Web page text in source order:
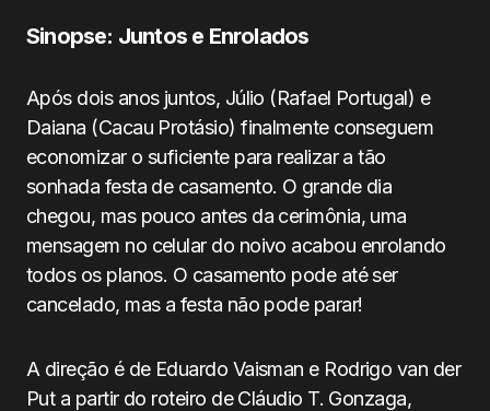
Sinopse: Juntos e Enrolados
Após dois anos juntos, Júlio (Rafael Portugal) e
Daiana (Cacau Protásio) finalmente conseguem
economizar o suficiente para realizar a tão
sonhada festa de casamento. O grande dia
chegou, mas pouco antes da cerimônia, uma
mensagem no celular do noivo acabou enrolando
todos os planos. O casamento pode até ser
cancelado, mas a festa não pode parar!
A direção é de Eduardo Vaisman e Rodrigo van der
Put a partir do roteiro de Cláudio T. Gonzaga,